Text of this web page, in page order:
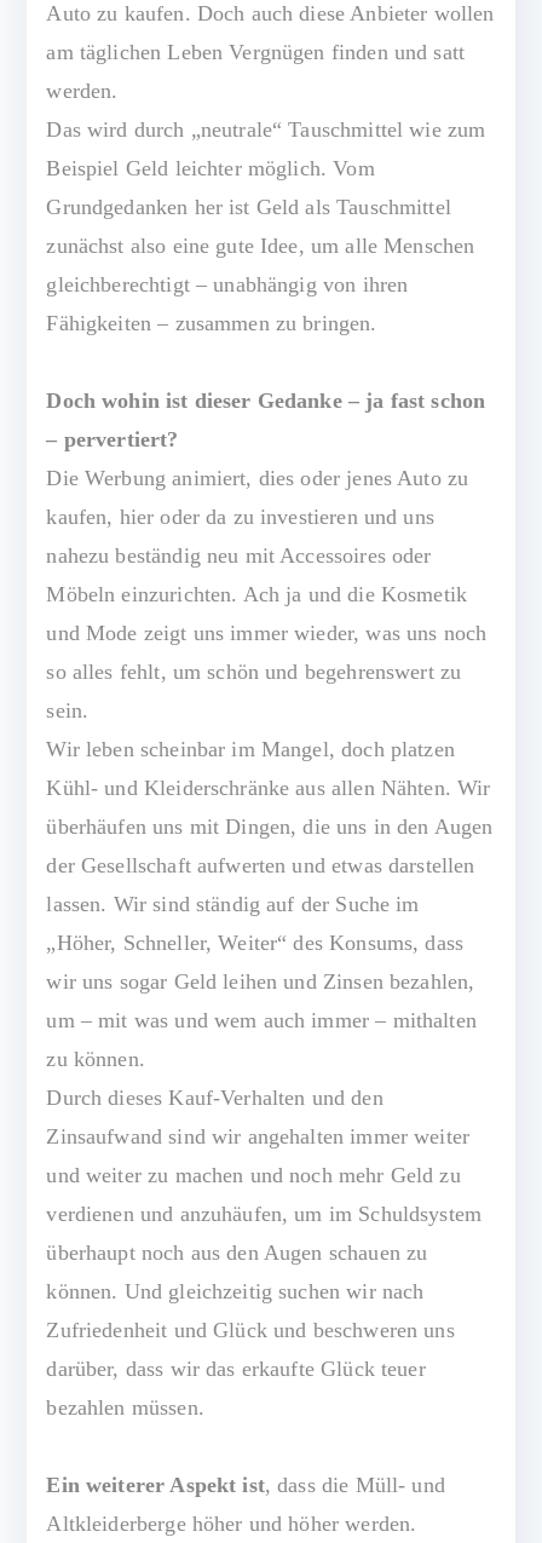
Auto zu kaufen. Doch auch diese Anbieter wollen
am täglichen Leben Vergnügen finden und satt
werden.
Das wird durch „neutrale“ Tauschmittel wie zum
Beispiel Geld leichter möglich. Vom
Grundgedanken her ist Geld als Tauschmittel
zunächst also eine gute Idee, um alle Menschen
gleichberechtigt – unabhängig von ihren
Fähigkeiten – zusammen zu bringen.
Doch wohin ist dieser Gedanke – ja fast schon
– pervertiert?
Die Werbung animiert, dies oder jenes Auto zu
kaufen, hier oder da zu investieren und uns
nahezu beständig neu mit Accessoires oder
Möbeln einzurichten. Ach ja und die Kosmetik
und Mode zeigt uns immer wieder, was uns noch
so alles fehlt, um schön und begehrenswert zu
sein.
Wir leben scheinbar im Mangel, doch platzen
Kühl- und Kleiderschränke aus allen Nähten. Wir
überhäufen uns mit Dingen, die uns in den Augen
der Gesellschaft aufwerten und etwas darstellen
lassen. Wir sind ständig auf der Suche im
„Höher, Schneller, Weiter“ des Konsums, dass
wir uns sogar Geld leihen und Zinsen bezahlen,
um – mit was und wem auch immer – mithalten
zu können.
Durch dieses Kauf-Verhalten und den
Zinsaufwand sind wir angehalten immer weiter
und weiter zu machen und noch mehr Geld zu
verdienen und anzuhäufen, um im Schuldsystem
überhaupt noch aus den Augen schauen zu
können. Und gleichzeitig suchen wir nach
Zufriedenheit und Glück und beschweren uns
darüber, dass wir das erkaufte Glück teuer
bezahlen müssen.
Ein weiterer Aspekt ist, dass die Müll- und
Altkleiderberge höher und höher werden.